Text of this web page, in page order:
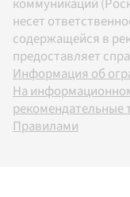
коммуникаций
несет
содержащейся в
предоставляет
Информация об
На
рекомендательные
Правилами